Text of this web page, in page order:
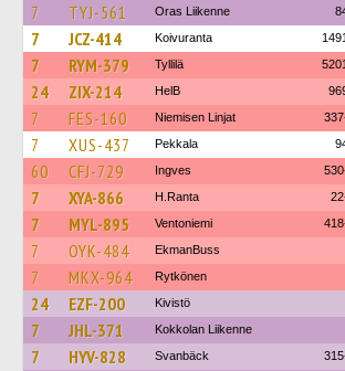
7 TYJ-561 Oras Liikenne
7 JCZ-414 Koivuranta
7 RYM-379 Tyllilä
24 ZIX-214 HelB
7 FES-160 Niemisen Linjat
7 XUS-437 Pekkala
60 CFJ-729 Ingves
7 XYA-866 H.Ranta
7 MYL-895 Ventoniemi
7 OYK-484 EkmanBuss
7 MKX-964 Rytkönen
24 EZF-200 Kivistö
7 JHL-371 Kokkolan Liikenne
7 HYV-828 Svanbäck